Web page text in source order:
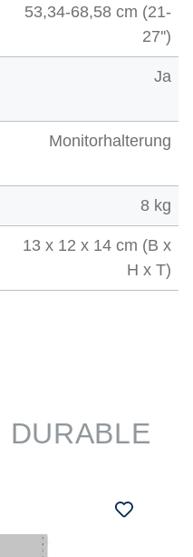
53,34-68,58 cm (21-
27'')
Ja
Monitorhalterung
8 kg
13 x 12 x 14 cm (B x
H x T)
DURABLE